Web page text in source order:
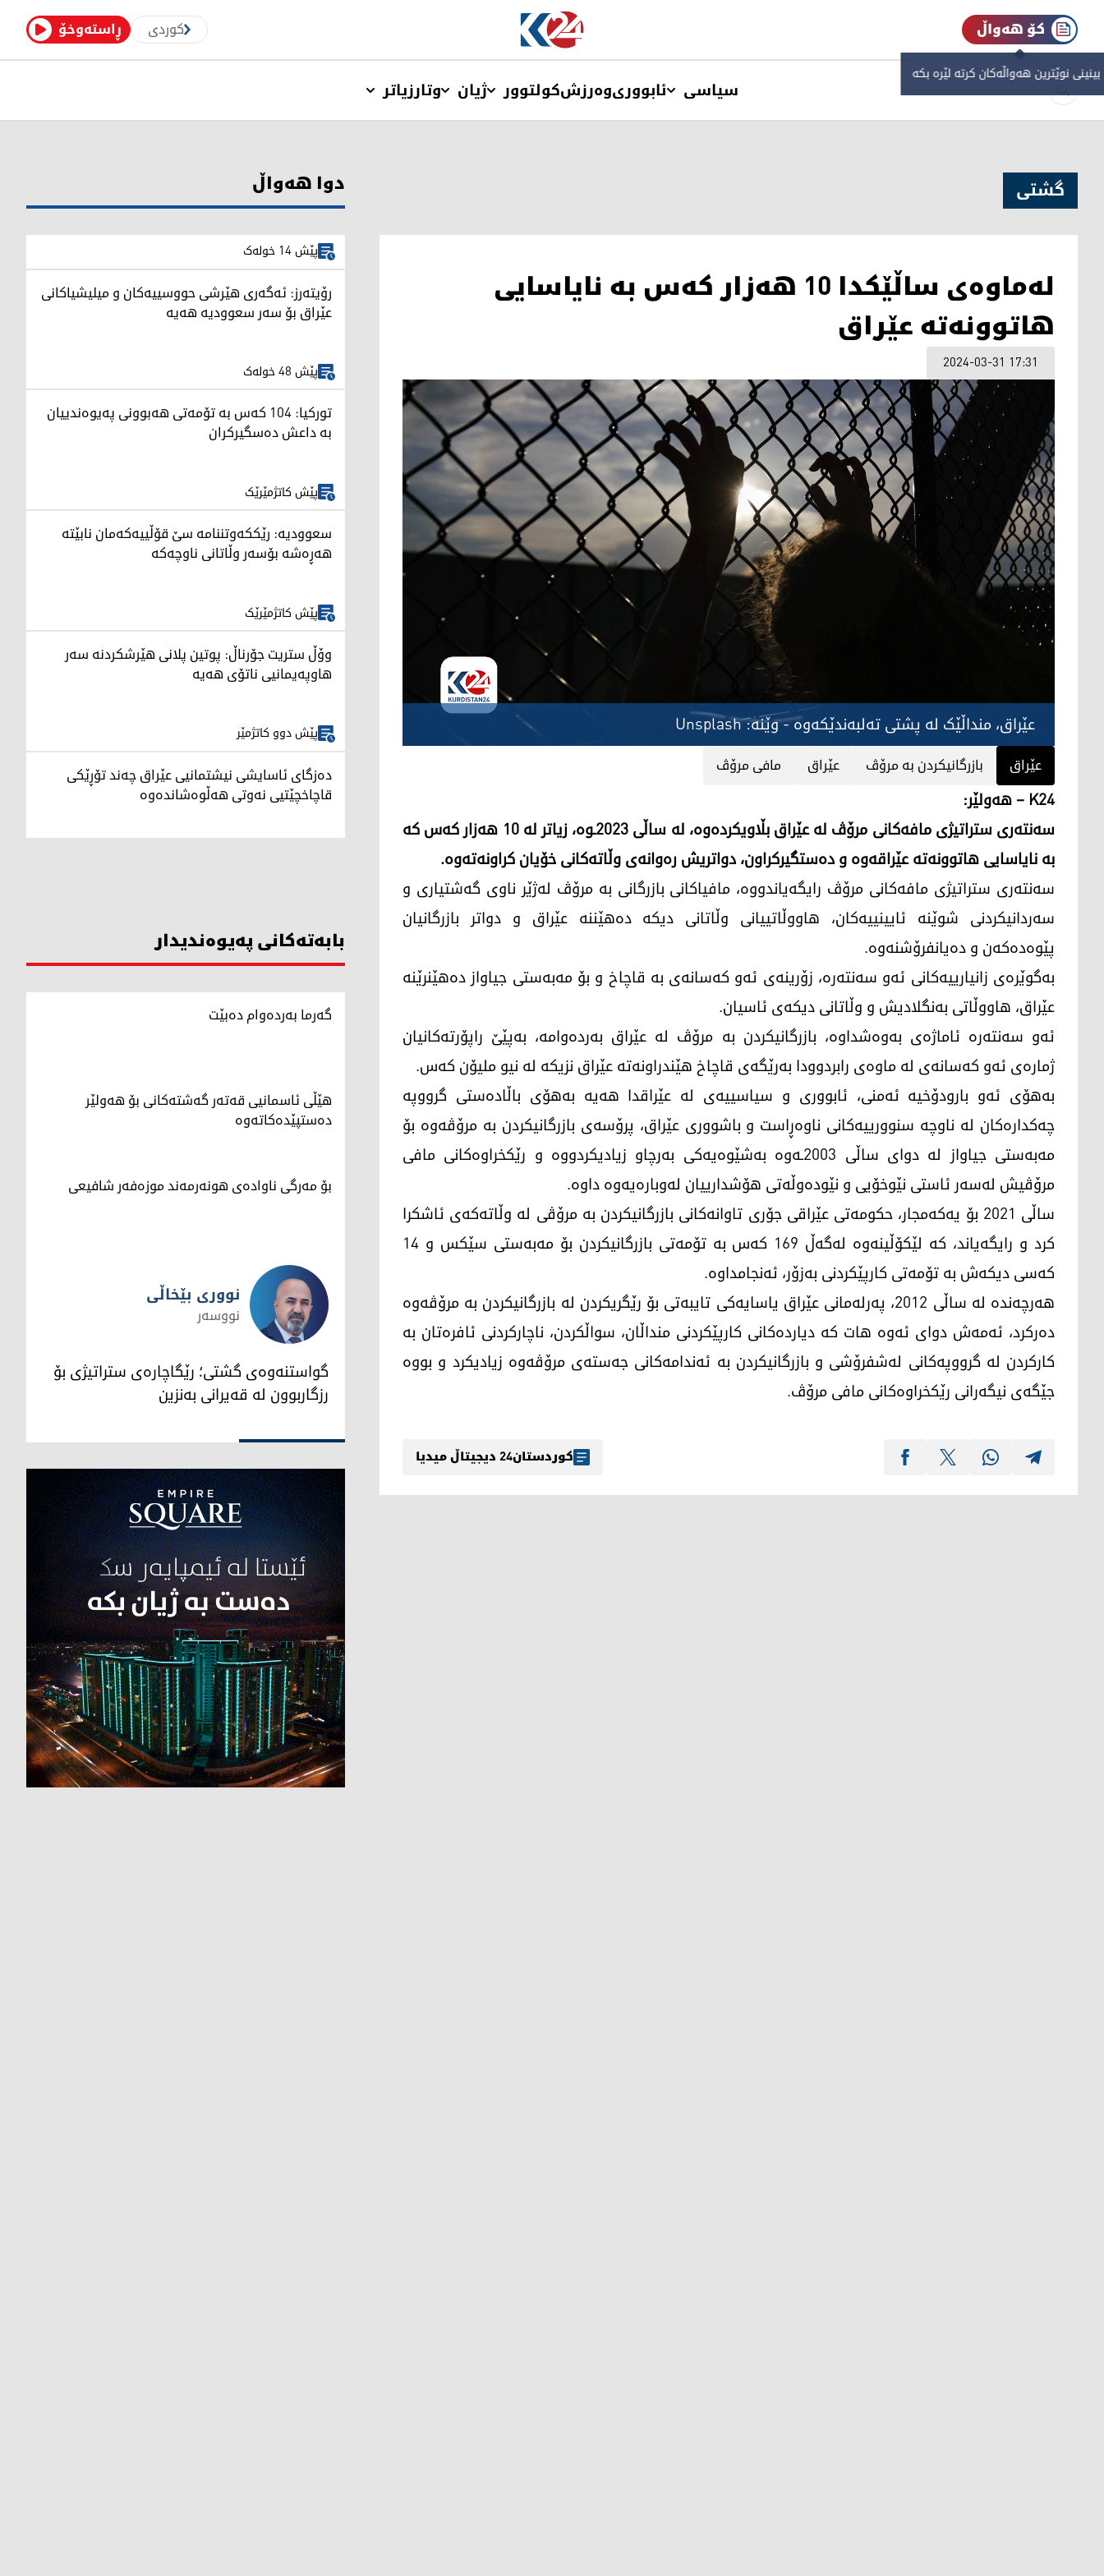
ڕاستەوخۆ کوردی کۆ هەواڵ
نوێترین هەواڵەکان کرتە لێرە بکە
سیاسی ئابووریوەرزشکولتوور ژیان وتارزیاتر
گشتی
لەماوەی ساڵێکدا 10 هەزار کەس بە نایاسایی
هاتوونەتە عێراق
2024-03-31 17:31
عێراق، منداڵێک لە پشتی تەلبەندێکەوە - وێنە: Unsplash
عێراق بازرگانیکردن بە مرۆڤ عێراق مافی مرۆڤ
K24 – هەولێر:
سەنتەری ستراتیژی مافەکانی مرۆڤ لە عێراق بڵاویکردەوە، لە ساڵی 2023ـوە، زیاتر لە 10 هەزار کەس کە
بە نایاسایی هاتوونەتە عێراقەوە و دەستگیرکراون، دواتریش رەوانەی وڵاتەکانی خۆیان کراونەتەوە.
سەنتەری ستراتیژی مافەکانی مرۆڤ رایگەیاندووە، مافیاکانی بازرگانی بە مرۆڤ لەژێر ناوی گەشتیاری و
سەردانیکردنی شوێنە ئایینییەکان، هاووڵاتییانی وڵاتانی دیکە دەهێننە عێراق و دواتر بازرگانیان
پێوەدەکەن و دەیانفرۆشنەوە.
بەگوێرەی زانیارییەکانی ئەو سەنتەرە، زۆرینەی ئەو کەسانەی بە قاچاخ و بۆ مەبەستی جیاواز دەهێنرێنە
عێراق، هاووڵاتی بەنگلادیش و وڵاتانی دیکەی ئاسیان.
ئەو سەنتەرە ئاماژەی بەوەشداوە، بازرگانیکردن بە مرۆڤ لە عێراق بەردەوامە، بەپێێ راپۆرتەکانیان
ژمارەی ئەو کەسانەی لە ماوەی رابردوودا بەرێگەی قاچاخ هێندراونەتە عێراق نزیکە لە نیو ملیۆن کەس.
بەهۆی ئەو بارودۆخیە ئەمنی، ئابووری و سیاسییەی لە عێراقدا هەیە بەهۆی باڵادەستی گرووپە
چەکدارەکان لە ناوچە سنوورییەکانی ناوەڕاست و باشووری عێراق، پرۆسەی بازرگانیکردن بە مرۆڤەوە بۆ
مەبەستی جیاواز لە دوای ساڵی 2003ـەوە بەشێوەیەکی بەرچاو زیادیکردووە و رێکخراوەکانی مافی
مرۆڤیش لەسەر ئاستی نێوخۆیی و نێودەوڵەتی هۆشدارییان لەوبارەیەوە داوە.
ساڵی 2021 بۆ یەکەمجار، حکومەتی عێراقی جۆری تاوانەکانی بازرگانیکردن بە مرۆڤی لە وڵاتەکەی ئاشکرا
کرد و رایگەیاند، کە لێکۆڵینەوە لەگەڵ 169 کەس بە تۆمەتی بازرگانیکردن بۆ مەبەستی سێکس و 14
کەسی دیکەش بە تۆمەتی کارپێکردنی بەزۆر، ئەنجامداوە.
هەرچەندە لە ساڵی 2012، پەرلەمانی عێراق یاسایەکی تایبەتی بۆ رێگریکردن لە بازرگانیکردن بە مرۆڤەوە
دەرکرد، ئەمەش دوای ئەوە هات کە دیاردەکانی کارپێکردنی منداڵان، سواڵکردن، ناچارکردنی ئافرەتان بە
کارکردن لە گرووپەکانی لەشفرۆشی و بازرگانیکردن بە ئەندامەکانی جەستەی مرۆڤەوە زیادیکرد و بووە
جێگەی نیگەرانی رێکخراوەکانی مافی مرۆڤ.
کوردستان24 دیجیتاڵ میدیا
دوا هەواڵ
پێش 14 خولەک
رۆیتەرز: ئەگەری هێرشی حووسییەکان و میلیشیاکانی
عێراق بۆ سەر سعوودیە هەیە
پێش 48 خولەک
تورکیا: 104 کەس بە تۆمەتی هەبوونی پەیوەندییان
بە داعش دەسگیرکران
پێش کاتژمێرێک
سعوودیە: رێککەوتننامە سێ قۆڵییەکەمان نابێتە
هەڕەشە بۆسەر وڵاتانی ناوچەکە
پێش کاتژمێرێک
وۆڵ ستریت جۆرناڵ: پوتین پلانی هێرشکردنە سەر
هاوپەیمانیی ناتۆی هەیە
پێش دوو کاتژمێر
دەزگای ئاسایشی نیشتمانیی عێراق چەند تۆڕێکی
قاچاخچێتیی نەوتی هەڵوەشاندەوە
بابەتەکانی پەیوەندیدار
گەرما بەردەوام دەبێت
هێڵی ئاسمانیی قەتەر گەشتەکانی بۆ هەولێر
دەستپێدەکاتەوە
بۆ مەرگی ناوادەی هونەرمەند موزەفەر شافیعی
نووری بێخاڵی
نووری بێخاڵی
نووسەر
گواستنەوەی گشتی؛ رێگاچارەی ستراتیژی بۆ
رزگاربوون لە قەیرانی بەنزین